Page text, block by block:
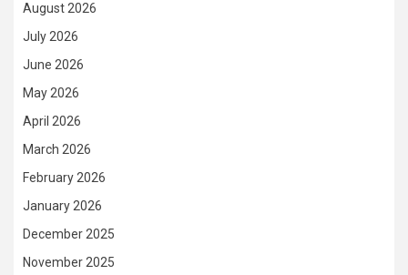
August 2026
July 2026
June 2026
May 2026
April 2026
March 2026
February 2026
January 2026
December 2025
November 2025